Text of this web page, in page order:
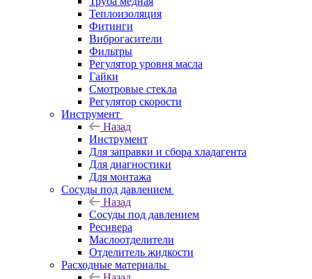
Теплоизоляция
Фитинги
Виброгасители
Фильтры
Регулятор уровня масла
Гайки
Смотровые стекла
Регулятор скорости
Инструмент
Назад
Инструмент
Для заправки и сбора хладагента
Для диагностики
Для монтажа
Сосуды под давлением
Назад
Сосуды под давлением
Ресивера
Маслоотделители
Отделитель жидкости
Расходные материалы